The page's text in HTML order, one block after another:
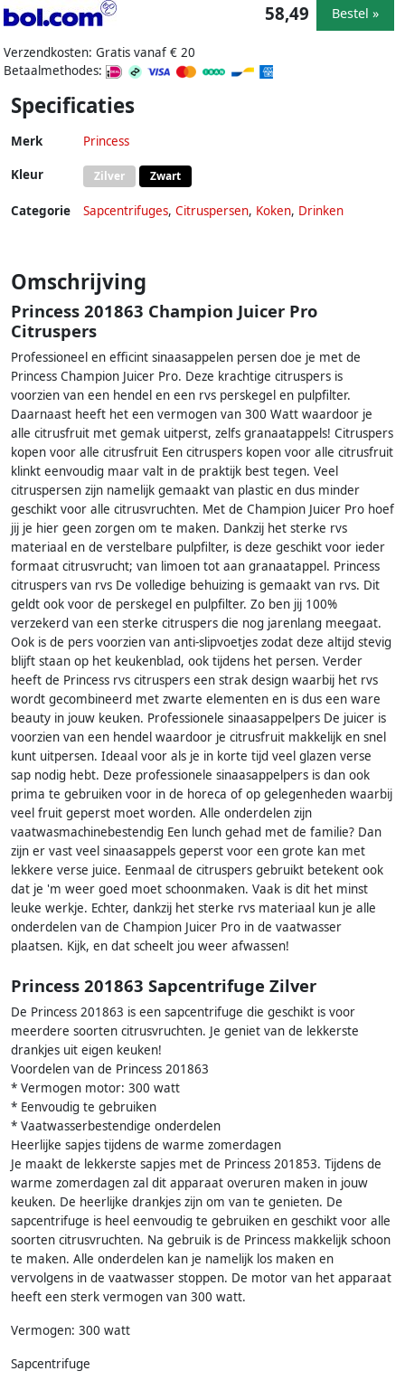
Verzendkosten: Gratis vanaf € 20
Betaalmethodes:
58,49 Bestel »
Specificaties
Merk Princess
Kleur Zilver Zwart
Categorie Sapcentrifuges, Citruspersen, Koken, Drinken
Omschrijving
Princess 201863 Champion Juicer Pro
Citruspers
Professioneel en efficint sinaasappelen persen doe je met de
Princess Champion Juicer Pro. Deze krachtige citruspers is
voorzien van een hendel en een rvs perskegel en pulpfilter.
Daarnaast heeft het een vermogen van 300 Watt waardoor je
alle citrusfruit met gemak uitperst, zelfs granaatappels! Citruspers
kopen voor alle citrusfruit Een citruspers kopen voor alle citrusfruit
klinkt eenvoudig maar valt in de praktijk best tegen. Veel
citruspersen zijn namelijk gemaakt van plastic en dus minder
geschikt voor alle citrusvruchten. Met de Champion Juicer Pro hoef
jij je hier geen zorgen om te maken. Dankzij het sterke rvs
materiaal en de verstelbare pulpfilter, is deze geschikt voor ieder
formaat citrusvrucht; van limoen tot aan granaatappel. Princess
citruspers van rvs De volledige behuizing is gemaakt van rvs. Dit
geldt ook voor de perskegel en pulpfilter. Zo ben jij 100%
verzekerd van een sterke citruspers die nog jarenlang meegaat.
Ook is de pers voorzien van anti-slipvoetjes zodat deze altijd stevig
blijft staan op het keukenblad, ook tijdens het persen. Verder
heeft de Princess rvs citruspers een strak design waarbij het rvs
wordt gecombineerd met zwarte elementen en is dus een ware
beauty in jouw keuken. Professionele sinaasappelpers De juicer is
voorzien van een hendel waardoor je citrusfruit makkelijk en snel
kunt uitpersen. Ideaal voor als je in korte tijd veel glazen verse
sap nodig hebt. Deze professionele sinaasappelpers is dan ook
prima te gebruiken voor in de horeca of op gelegenheden waarbij
veel fruit geperst moet worden. Alle onderdelen zijn
vaatwasmachinebestendig Een lunch gehad met de familie? Dan
zijn er vast veel sinaasappels geperst voor een grote kan met
lekkere verse juice. Eenmaal de citruspers gebruikt betekent ook
dat je 'm weer goed moet schoonmaken. Vaak is dit het minst
leuke werkje. Echter, dankzij het sterke rvs materiaal kun je alle
onderdelen van de Champion Juicer Pro in de vaatwasser
plaatsen. Kijk, en dat scheelt jou weer afwassen!
Princess 201863 Sapcentrifuge Zilver
De Princess 201863 is een sapcentrifuge die geschikt is voor
meerdere soorten citrusvruchten. Je geniet van de lekkerste
drankjes uit eigen keuken!
Voordelen van de Princess 201863
* Vermogen motor: 300 watt
* Eenvoudig te gebruiken
* Vaatwasserbestendige onderdelen
Heerlijke sapjes tijdens de warme zomerdagen
Je maakt de lekkerste sapjes met de Princess 201853. Tijdens de
warme zomerdagen zal dit apparaat overuren maken in jouw
keuken. De heerlijke drankjes zijn om van te genieten. De
sapcentrifuge is heel eenvoudig te gebruiken en geschikt voor alle
soorten citrusvruchten. Na gebruik is de Princess makkelijk schoon
te maken. Alle onderdelen kan je namelijk los maken en
vervolgens in de vaatwasser stoppen. De motor van het apparaat
heeft een sterk vermogen van 300 watt.
Vermogen: 300 watt
Sapcentrifuge